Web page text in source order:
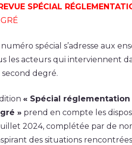
SPÉCIAL
numéro spécial s’adresse aux
les acteurs qui interviennent
degré.
« Spécial
» prend en compte les
2024, complétée par de
des situations